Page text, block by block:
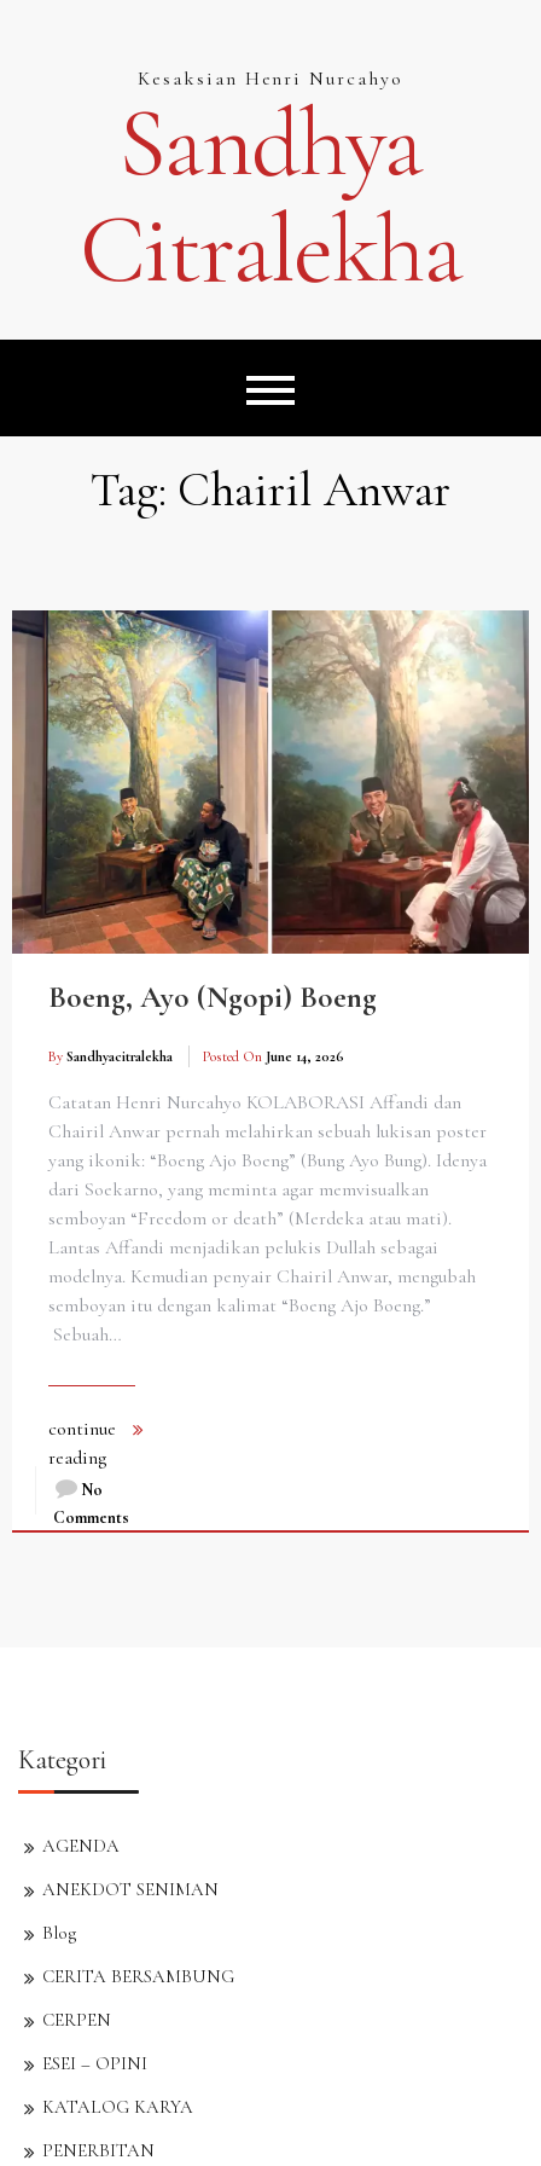
Kesaksian Henri Nurcahyo
Sandhya
Citralekha
Tag: Chairil Anwar
Boeng, Ayo (Ngopi) Boeng
By Sandhyacitralekha Posted On June 14, 2026
Catatan Henri Nurcahyo KOLABORASI Affandi dan
Chairil Anwar pernah melahirkan sebuah lukisan poster
yang ikonik: “Boeng Ajo Boeng” (Bung Ayo Bung). Idenya
dari Soekarno, yang meminta agar memvisualkan
semboyan “Freedom or death” (Merdeka atau mati).
Lantas Affandi menjadikan pelukis Dullah sebagai
modelnya. Kemudian penyair Chairil Anwar, mengubah
semboyan itu dengan kalimat “Boeng Ajo Boeng.”
Sebuah…
continue
reading
No
Comments
Kategori
AGENDA
ANEKDOT SENIMAN
Blog
CERITA BERSAMBUNG
CERPEN
ESEI – OPINI
KATALOG KARYA
PENERBITAN